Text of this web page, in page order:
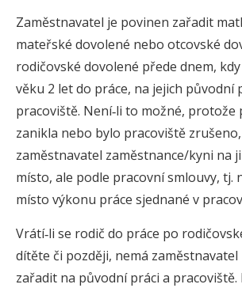
Zaměstnavatel je povinen zařadit
mateřské dovolené nebo otcovské
rodičovské dovolené přede dnem,
věku 2 let do práce, na jejich původní
pracoviště. Není‑li to možné, protože
zanikla nebo bylo pracoviště
zaměstnavatel zaměstnance/kyni na
místo, ale podle pracovní smlouvy, tj.
místo výkonu práce sjednané v
Vrátí‑li se rodič do práce po
dítěte či později, nemá
zařadit na původní práci a